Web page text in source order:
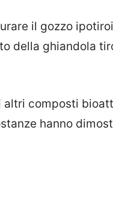
il gozzo
della ghiandola
altri composti
hanno